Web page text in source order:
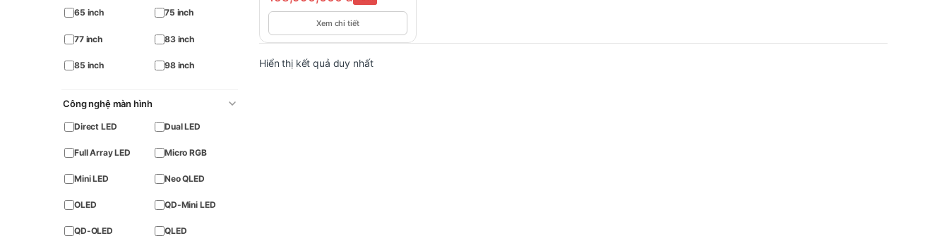
Xem chi tiết
Hiển thị kết quả duy nhất
65 inch 75 inch
77 inch 83 inch
85 inch 98 inch
Công nghệ màn hình
Direct LED Dual LED
Full Array LED Micro RGB
Mini LED Neo QLED
OLED QD-Mini LED
QD-OLED QLED